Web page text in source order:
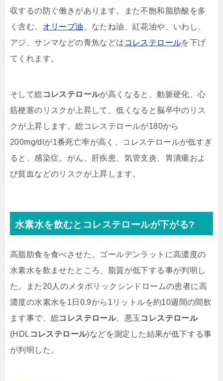
収するの防ぐ働きがあります。また不飽和脂肪酸を多
く含む、 オリーブ油 、なたね油、紅花油や、いわし、
アジ、サンマなどの青魚などは コレステロールを下げ
てくれます。
そして総 コレステロールが高くなると、動脈硬化、心
筋梗塞のリスクが上昇して、低くなると脳卒中のリス
クが上昇します。総コレステロールが180から
200mg/dlが1番死亡率が高く、コレステロールが低すぎ
ると、感染症、がん、肝疾患、気管支炎、胃潰瘍およ
び貧血などのリスクが上昇します。
水素水を飲むとコレステロールが下がる?
高脂肪食を食べさせた、ゴールデンラットに高濃度の
水素水を飲ませたところ、脂質が低下する事が判明し
た。また20人のメタボリックシンドロームの患者に高
濃度の水素水を1日0.9から1リットルを約10週間の間飲
ます事で、総コレステロール、悪玉 コレステロール
(HDL コレステロール)などを測定した結果が低下する事
が判明した。